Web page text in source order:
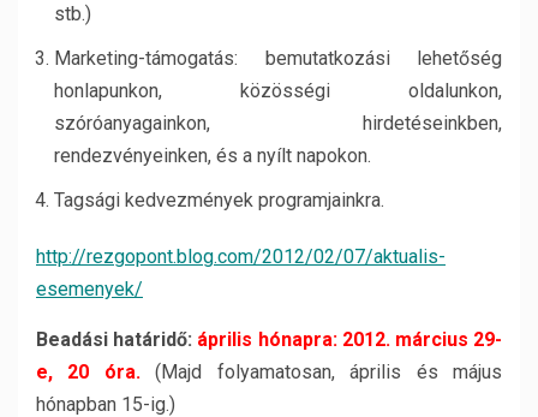
stb.)
Marketing-támogatás: bemutatkozási lehetőség
honlapunkon, közösségi oldalunkon,
szóróanyagainkon, hirdetéseinkben,
rendezvényeinken, és a nyílt napokon.
Tagsági kedvezmények programjainkra.
http://rezgopont.blog.com/2012/02/07/aktualis-
esemenyek/
Beadási határidő: április hónapra: 2012. március 29-
e, 20 óra.(Majd folyamatosan, április és május
hónapban 15-ig.)